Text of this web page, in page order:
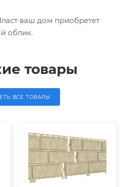
ваш дом приобретет
облик.
товары
ВСЕ ТОВАРЫ